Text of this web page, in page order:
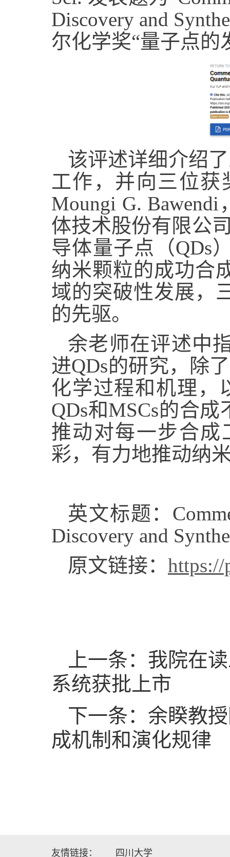
Discovery and
尔化学奖“量子点的
该评述详细介绍
工作，并向三位
Moungi G. Bawendi
体技术股份有限公
导体量子点（QDs
纳米颗粒的成功合
域的突破性发展，
的先驱。
余老师在评述中
进QDs的研究，除
化学过程和机理，
QDs和MSCs的合
推动对每一步合成
彩，有力地推动纳
英文标题：
Discovery and
原文链接： https://
上一条：我院在
系统获批上市
下一条：余睽教
成机制和演化规律
友情链接： 四川大学